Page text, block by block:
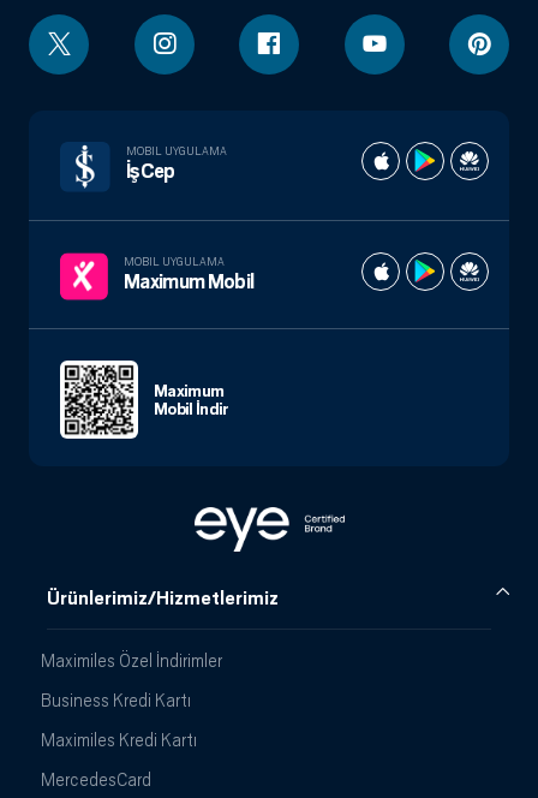
Ürünlerimiz/Hizmetlerimiz
Maximiles Özel İndirimler
Business Kredi Kartı
Maximiles Kredi Kartı
MercedesCard
MOBIL UYGULAMA
İşCep
MOBIL UYGULAMA
Maximum Mobil
Maximum
Mobil İndir